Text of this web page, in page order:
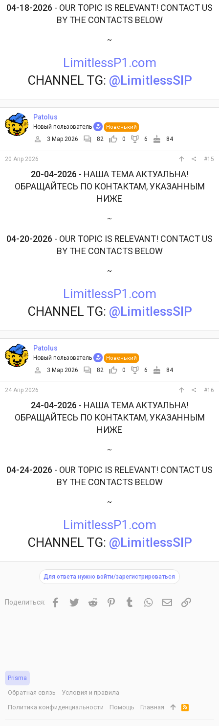
04-18-2026 - OUR TOPIC IS RELEVANT! CONTACT US
BY THE CONTACTS BELOW
~
LimitlessP1.com
CHANNEL TG: @LimitlessSIP
Patolus
Новый пользователь Новенький
3 Мар 2026 82 0 6 84
20 Апр 2026 #15
20-04-2026 - НАША ТЕМА АКТУАЛЬНА!
ОБРАЩАЙТЕСЬ ПО КОНТАКТАМ, УКАЗАННЫМ
НИЖЕ
~
04-20-2026 - OUR TOPIC IS RELEVANT! CONTACT US
BY THE CONTACTS BELOW
~
LimitlessP1.com
CHANNEL TG: @LimitlessSIP
Patolus
Новый пользователь Новенький
3 Мар 2026 82 0 6 84
24 Апр 2026 #16
24-04-2026 - НАША ТЕМА АКТУАЛЬНА!
ОБРАЩАЙТЕСЬ ПО КОНТАКТАМ, УКАЗАННЫМ
НИЖЕ
~
04-24-2026 - OUR TOPIC IS RELEVANT! CONTACT US
BY THE CONTACTS BELOW
~
LimitlessP1.com
CHANNEL TG: @LimitlessSIP
Для ответа нужно войти/зарегистрироваться
Поделиться: Facebook
TwitterReddit PinterestTumblrWhatsAppЭлектронная
Ссылка
Prisma
Обратная связь
Условия и правила
Политика конфиденциальности
Помощь Главная
R
S
S